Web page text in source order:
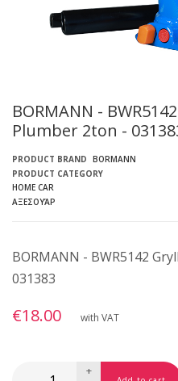
BORMANN -
Plumber 2ton -
PRODUCT BRAND BORMANN
PRODUCT CATEGORY
HOME CAR
ΑΞΕΣΟΥΆΡ
BORMANN - BWR5142
031383
€18.00 with VAT
+